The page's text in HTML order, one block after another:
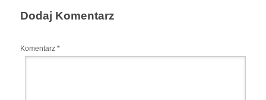
Dodaj Komentarz
Komentarz *